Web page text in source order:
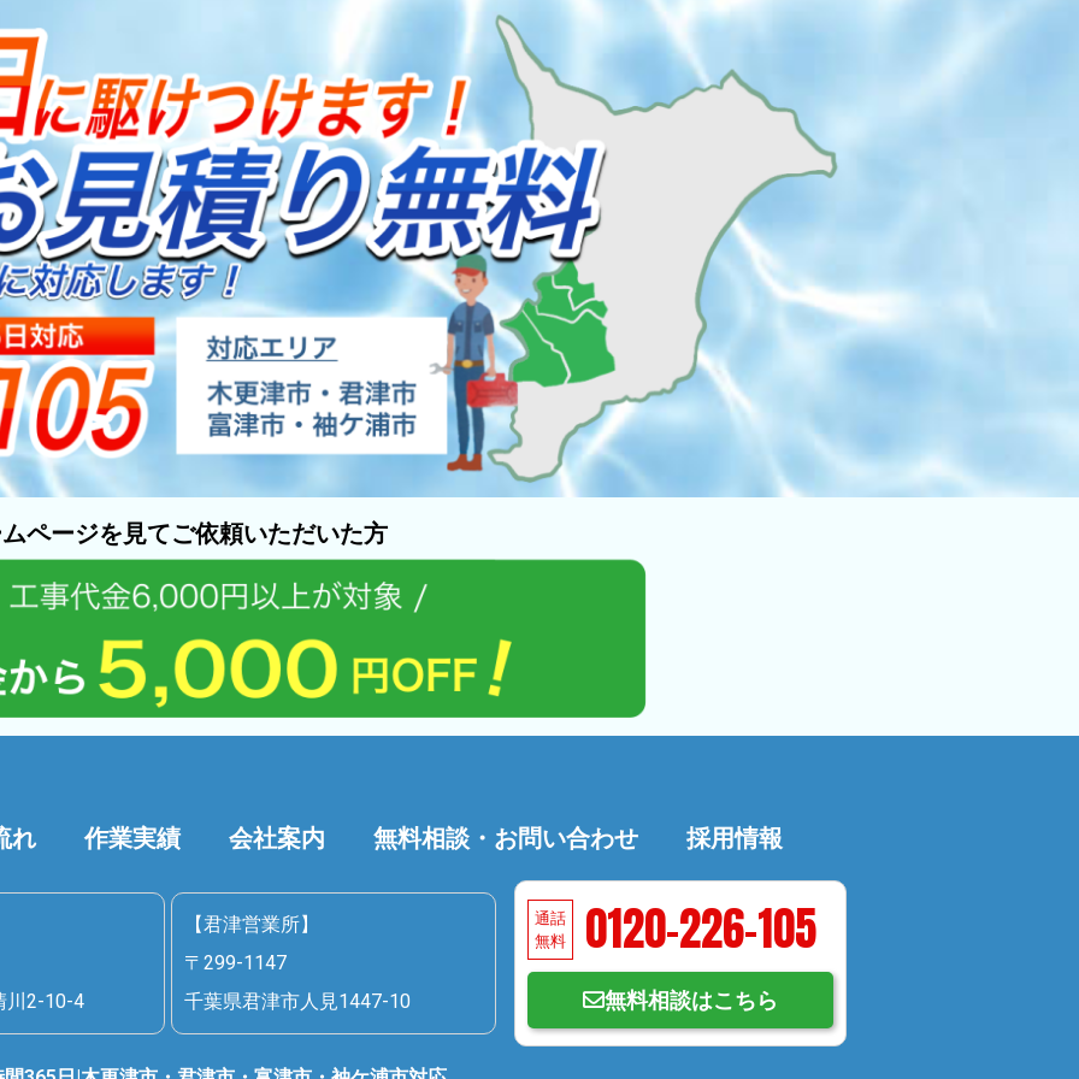
ページを見てご依頼いただいた方
れ 作業実績 会社案内 無料相談・お問い合わせ 採用情報
川2-10-4
【君津営業所】
〒299-1147
千葉県君津市人見1447-10
通話
無料
0120-226-105
無料相談はこちら